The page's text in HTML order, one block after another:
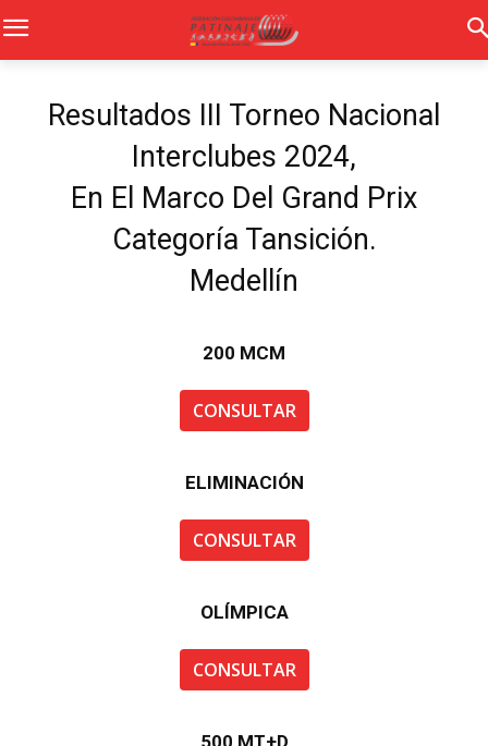
Resultados III Torneo Nacional
Interclubes 2024,
En El Marco Del Grand Prix
Categoría Tansición.
Medellín
200 MCM
CONSULTAR
ELIMINACIÓN
CONSULTAR
OLÍMPICA
CONSULTAR
500 MT+D